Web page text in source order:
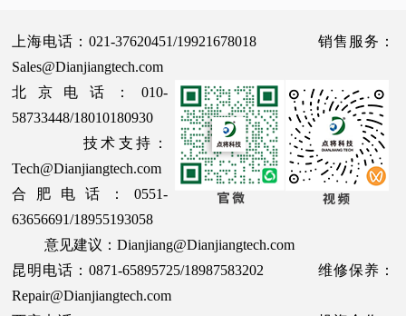
上海电话：021-37620451/19921678018 销售服务：
Sales@Dianjiangtech.com
北京电话：010-
58733448/18010180930
技术支持：
Tech@Dianjiangtech.com
合肥电话：0551-
63656691/18955193058
意见建议：Dianjiang@Dianjiangtech.com
昆明电话：0871-65895725/18987583202 维修保养：
Repair@Dianjiangtech.com